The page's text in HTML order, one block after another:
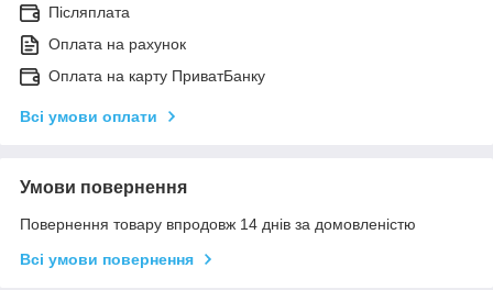
Післяплата
Оплата на рахунок
Оплата на карту ПриватБанку
Всі умови оплати
Умови повернення
Повернення товару впродовж 14 днів за домовленістю
Всі умови повернення